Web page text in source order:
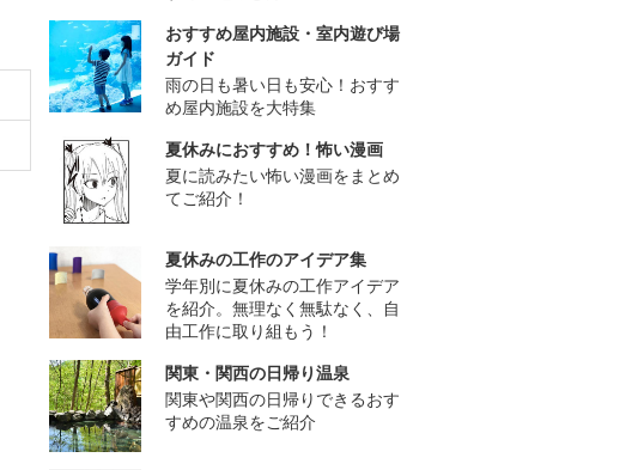
おすすめ屋内施設・室内遊び場
ガイド
雨の日も暑い日も安心！おすす
め屋内施設を大特集
夏休みにおすすめ！怖い漫画
夏に読みたい怖い漫画をまとめ
てご紹介！
夏休みの工作のアイデア集
学年別に夏休みの工作アイデア
を紹介。無理なく無駄なく、自
由工作に取り組もう！
関東・関西の日帰り温泉
関東や関西の日帰りできるおす
すめの温泉をご紹介